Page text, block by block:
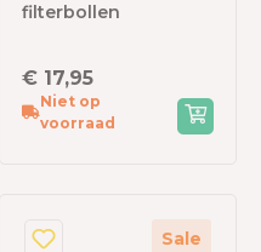
filterbollen
€ 17,95
Niet op
voorraad
Sale